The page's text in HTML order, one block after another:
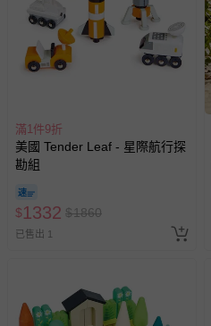
滿1件9折
美國 Tender Leaf - 星際航行探
勘組
$1332 $1860
已售出 1